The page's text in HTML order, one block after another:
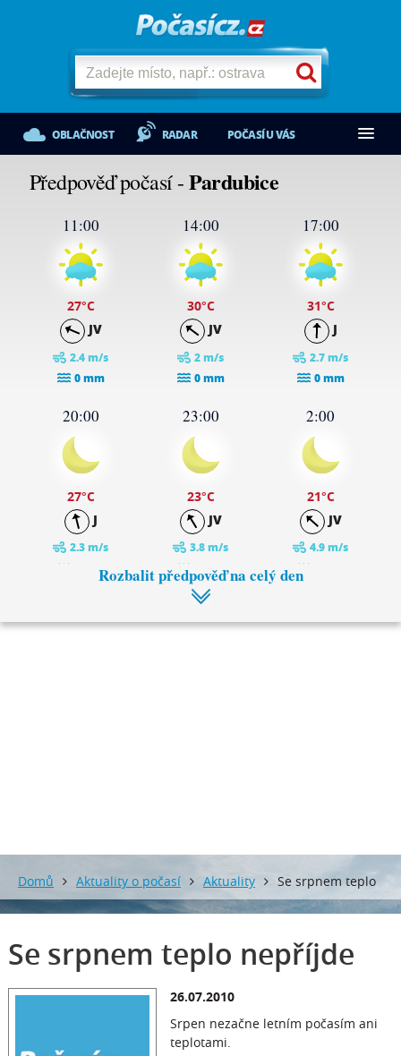
OBLAČNOST RADAR POČASÍ U VÁS
Předpověď počasí -Pardubice
11:00
27°C
JV
2.4 m/s
0 mm
14:00
30°C
JV
2 m/s
0 mm
17:00
31°C
J
2.7 m/s
0 mm
20:00
27°C
J
2.3 m/s
0 mm
23:00
23°C
JV
3.8 m/s
0 mm
2:00
21°C
JV
4.9 m/s
Rozbalit předpověď na celý den
Domů Aktuality o počasí Aktuality Se srpnem teplo
nepříjde
Se srpnem teplo nepříjde
26.07.2010
Srpen nezačne letním počasím ani
teplotami.